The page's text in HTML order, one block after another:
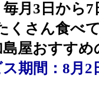
毎月3日から
くさん食べ
島屋おすす
期間：8月2